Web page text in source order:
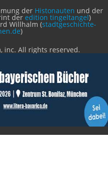
der Histonauten und der
der edition tingeltangel)
Willhalm (stadtgeschichte-
)
inc. All rights reserved.